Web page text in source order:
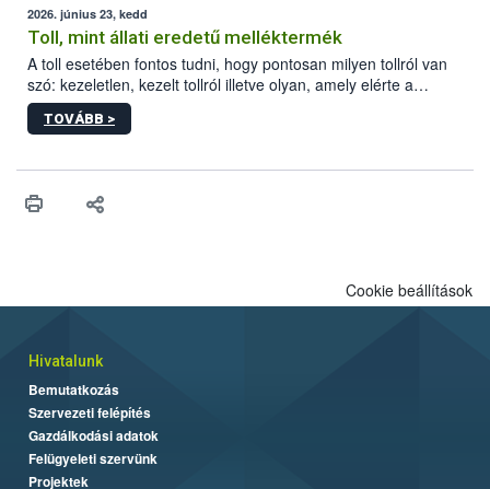
vonni az ebek viselkedésének megítélésében jártas szakértőt.
2026. június 23, kedd
Toll, mint állati eredetű melléktermék
A toll esetében fontos tudni, hogy pontosan milyen tollról van
szó: kezeletlen, kezelt tollról illetve olyan, amely elérte a
„végpontját”.
TOVÁBB >
Cookie beállítások
Hivatalunk
Bemutatkozás
Szervezeti felépítés
Gazdálkodási adatok
Felügyeleti szervünk
Projektek